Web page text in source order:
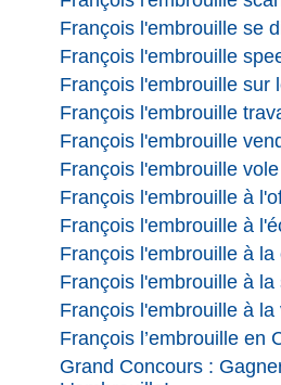
François l'embrouille se
François l'embrouille
François l'embrouille sur
François l'embrouille
François l'embrouille
François l'embrouille
François l'embrouille à
François l'embrouille à
François l'embrouille à
François l'embrouille à
François l'embrouille à
François l’embrouille en
Grand Concours :